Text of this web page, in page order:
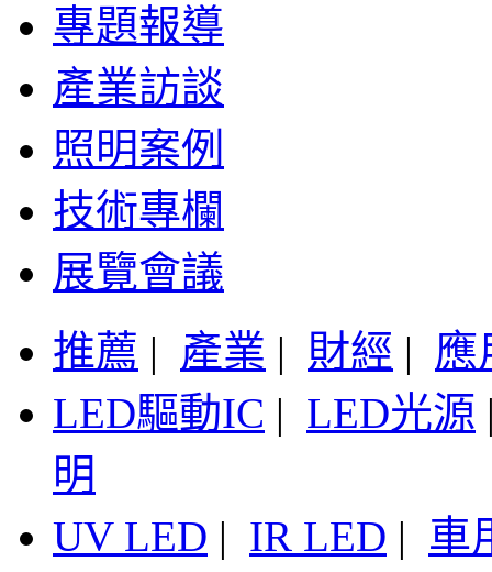
專題報導
產業訪談
照明案例
技術專欄
展覽會議
推薦 | 產業 | 財經 | 應
LED驅動IC | LED光源
明
UV LED | IR LED | 車